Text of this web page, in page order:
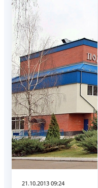
21.10.2013 09:24